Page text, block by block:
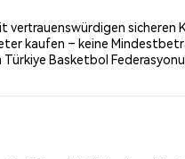
vertrauenswürdigen
kaufen – keine
Basketbol